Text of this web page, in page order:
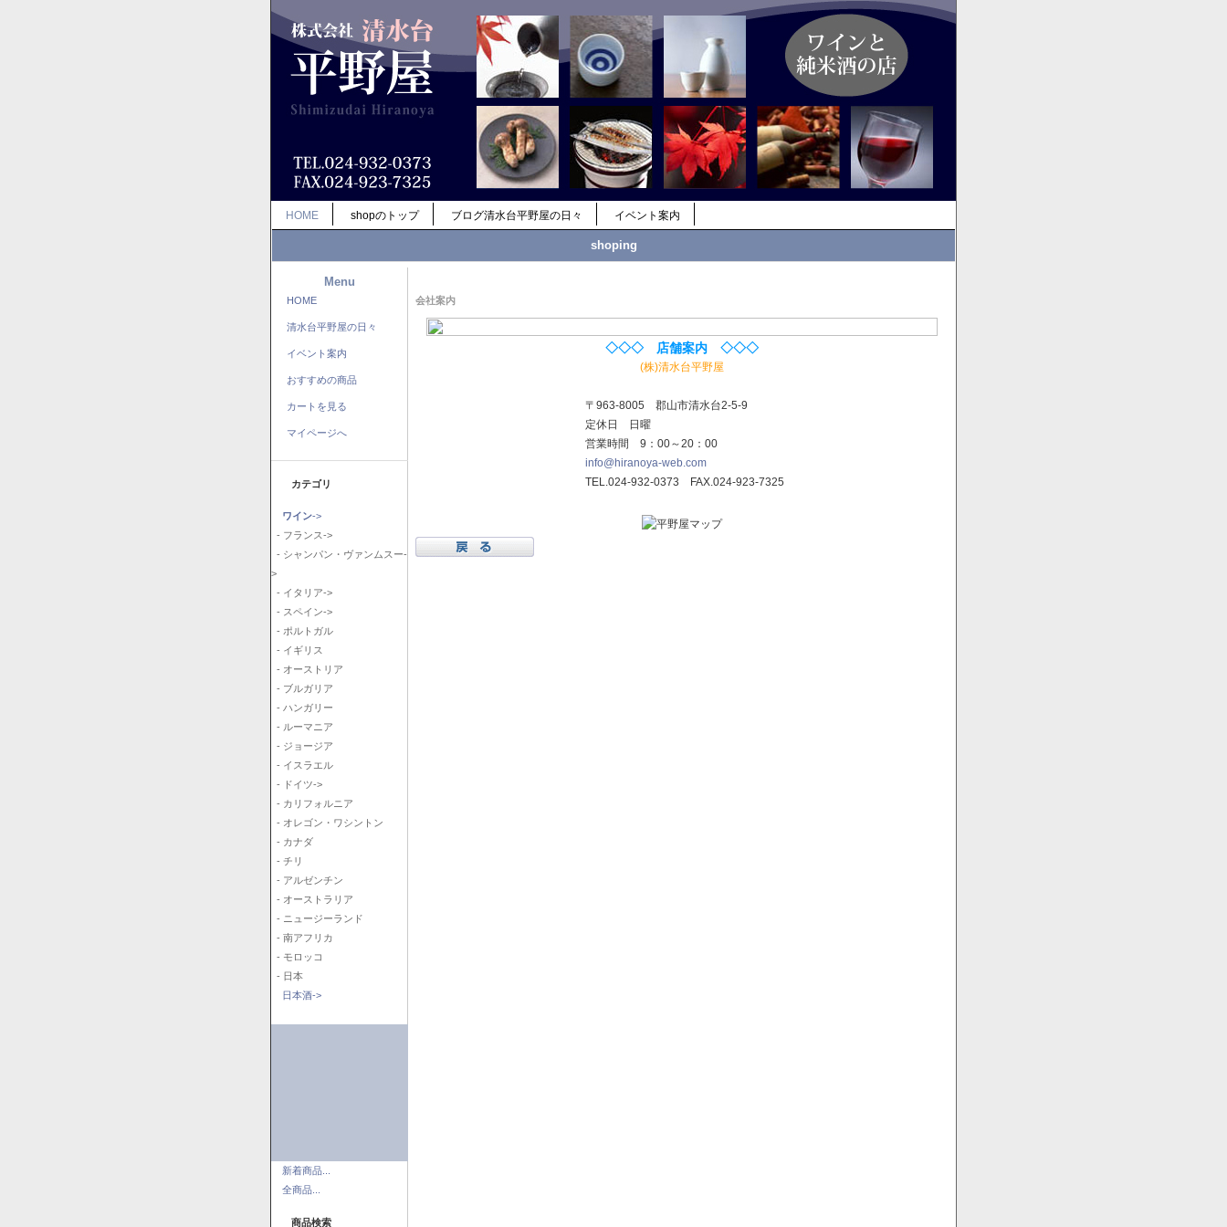
HOME shopのトップ ブログ清水台平野屋の日々 イベント案内
shoping
Menu
HOME
清水台平野屋の日々
イベント案内
おすすめの商品
カートを見る
マイページへ
カテゴリ
ワイン->
- フランス->
- シャンパン・ヴァンムスー-
>
- イタリア->
- スペイン->
- ポルトガル
- イギリス
- オーストリア
- ブルガリア
- ハンガリー
- ルーマニア
- ジョージア
- イスラエル
- ドイツ->
- カリフォルニア
- オレゴン・ワシントン
- カナダ
- チリ
- アルゼンチン
- オーストラリア
- ニュージーランド
- 南アフリカ
- モロッコ
- 日本
日本酒->
新着商品...
全商品...
商品検索
会社案内
◇◇◇ 店舗案内 ◇◇◇
(株)清水台平野屋
〒963-8005 郡山市清水台2-5-9
定休日 日曜
営業時間 9：00～20：00
info@hiranoya-web.com
TEL.024-932-0373 FAX.024-923-7325